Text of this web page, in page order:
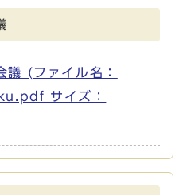
議 (ファイル名：
サイズ：